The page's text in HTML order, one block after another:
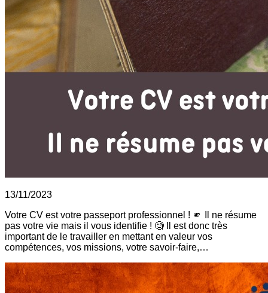
13/11/2023
Votre CV est votre passeport professionnel ! 🫵 Il ne résume
pas votre vie mais il vous identifie ! 🧐 Il est donc très
important de le travailler en mettant en valeur vos
compétences, vos missions, votre savoir-faire,…